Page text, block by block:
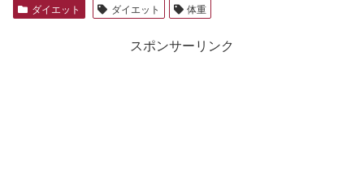
ダイエット ダイエット 体重
スポンサーリンク